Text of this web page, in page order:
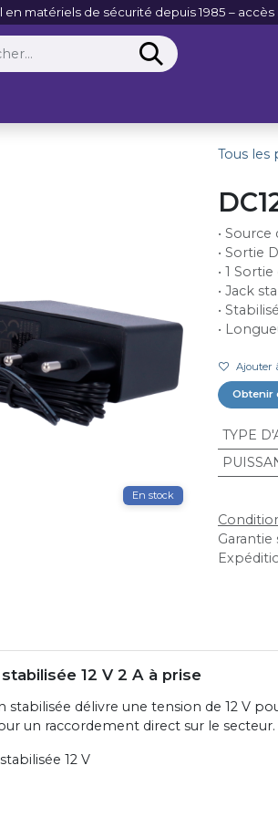
matériels de sécurité depuis 1985 –
Tous les
En stock
•
• Sortie
• 1
• Jack
• Stabilisé
•
Ajouter
Obtenir
TYPE
12 V 2 A à prise
stabilisée délivre une tension de 12 V
un raccordement direct sur le secteur.
12 V